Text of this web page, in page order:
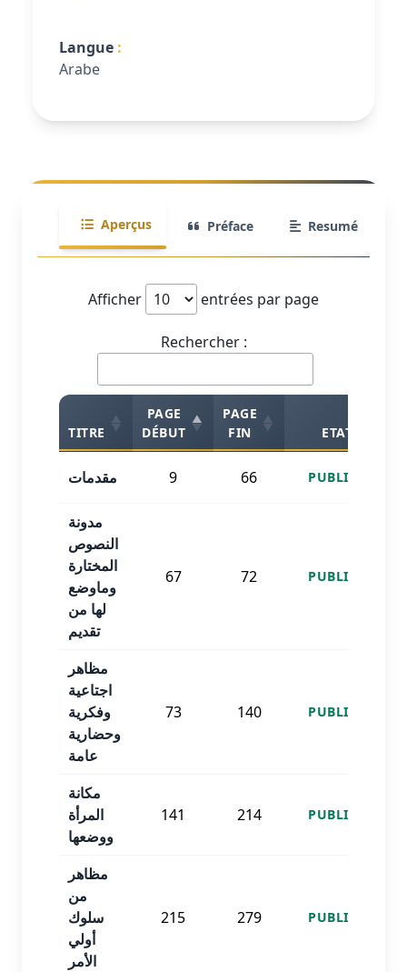
Langue
Arabe
Aperçus Préface Resumé
Afficher entrées par page
Rechercher :
TITRE
PAGE
DÉBUT
PAGE
FIN
ETAT
مقدمات 9 66 PUBLISHED
مدونة
النصوص
المختارة
وماوضع
لها من
تقديم
67 72 PUBLISHED
مظاهر
اجتاعية
وفكرية
وحضارية
عامة
73 140 PUBLISHED
مكانة
المرأة
ووضعها
141 214 PUBLISHED
مظاهر
من
سلوك
أولي
الأمر
215 279 PUBLISHED